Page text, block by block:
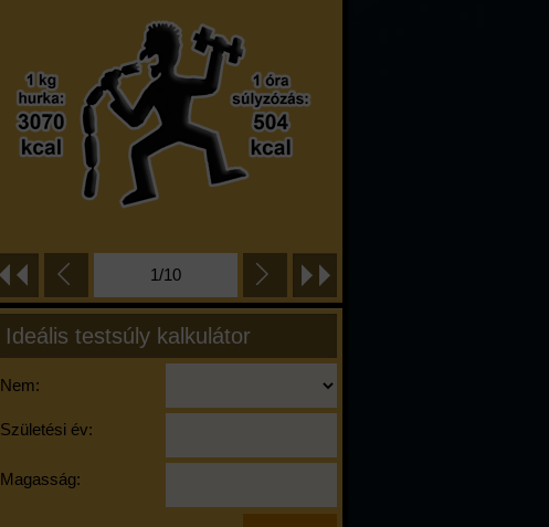
1/10
Ideális testsúly kalkulátor
Nem:
Születési év:
Magasság: